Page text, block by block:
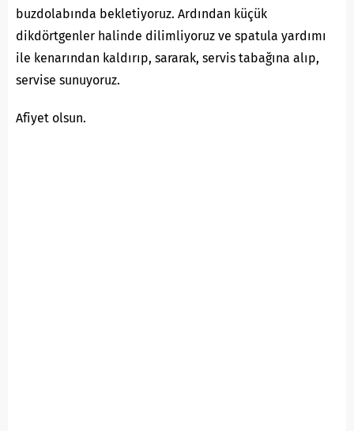
buzdolabında bekletiyoruz. Ardından küçük
dikdörtgenler halinde dilimliyoruz ve spatula yardımı
ile kenarından kaldırıp, sararak, servis tabağına alıp,
servise sunuyoruz.
Afiyet olsun.